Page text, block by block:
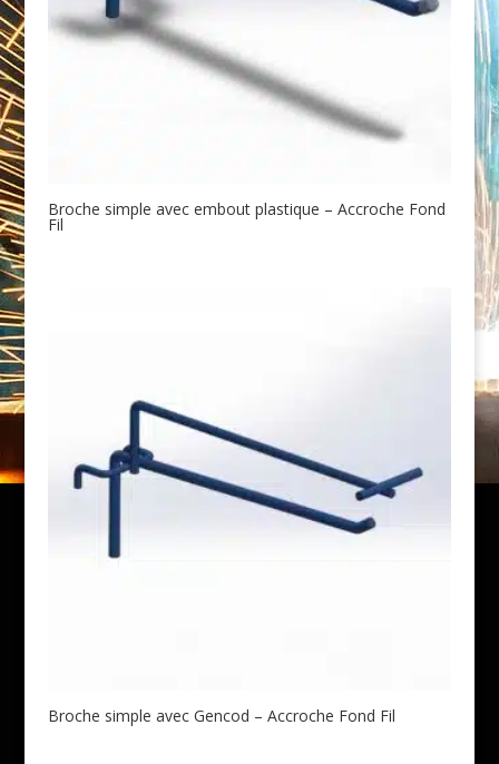
Broche simple avec embout plastique – Accroche Fond
Fil
Broche simple avec Gencod – Accroche Fond Fil